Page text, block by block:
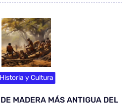
Historia y Cultura
MADERA MÁS ANTIGUA DEL